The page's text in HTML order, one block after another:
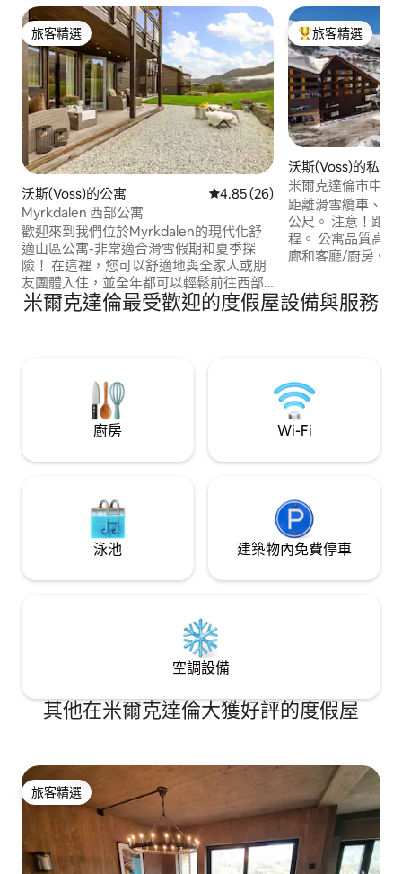
旅客精選
旅客精選
沃斯(Voss)的公寓 從 26 則評價中獲得 4.85 的平均
4.85 (26)
Myrkdalen 西部公寓
歡迎來到我們位於Myrkdalen的現代化舒
適山區公寓-非常適合滑雪假期和夏季探
險！ 在這裡，您可以舒適地與全家人或朋
友團體入住，並全年都可以輕鬆前往西部
一些最佳體驗。 地點和體驗： ✔
Myrkdalen 滑雪度假村 ✔ 越野滑雪道 ✔ 夏
✔門外就有美妙的山區自然景觀
旅客精選榜首
旅客精選
沃斯(Voss)的私有
米爾克達倫市中心
距離滑雪纜車、餐
公尺。 注意！距
程。 公寓品質高，有 2 間臥室、浴室、走
廊和客廳/廚房。
室有雙人床，2 號
磚浴室，配備洗衣
米爾克達倫最受歡迎的度假屋設備與服務
廚房 Wi-Fi
泳池 建築物內免費停車
空調設備
其他在米爾克達倫大獲好評的度假屋
旅客精選
旅客精選